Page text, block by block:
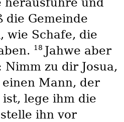
die Gemeinde
wie Schafe, die
18 Jahwe aber
Nimm zu dir Josua,
Mann, der
lege ihm die
ihn vor